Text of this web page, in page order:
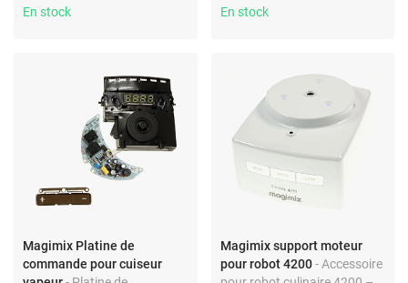
En stock
Système 4100/5000/5100 -
En stock
Magimix Platine de
commande pour cuiseur
Magimix support moteur
pour robot 4200 - Accessoire